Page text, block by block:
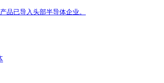
品已导入头部半导体企业。